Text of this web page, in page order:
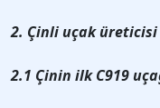
2. Çinli uçak üreticisi
2.1 Çinin ilk C919